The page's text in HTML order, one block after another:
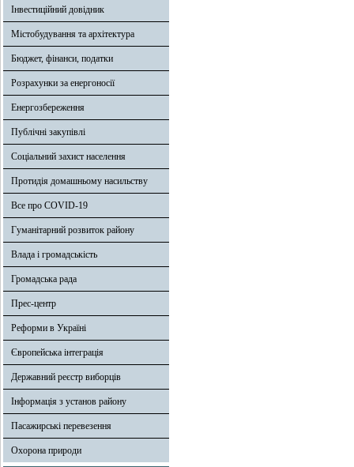
Інвестиційний довідник
Містобудування та архітектура
Бюджет, фінанси, податки
Розрахунки за енергоносії
Енергозбереження
Публічні закупівлі
Соціальний захист населення
Протидія домашньому насильству
Все про COVID-19
Гуманітарний розвиток району
Влада і громадськість
Громадська рада
Прес-центр
Реформи в Україні
Європейська інтеграція
Державний реєстр виборців
Інформація з установ району
Пасажирські перевезення
Охорона природи